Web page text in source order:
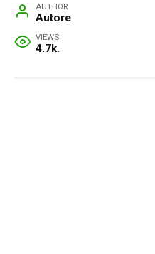
AUTHOR
Autore
VIEWS
4.7k.